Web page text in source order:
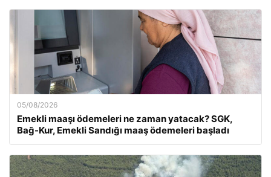
05/08/2026
Emekli maaşı ödemeleri ne zaman yatacak? SGK,
Bağ-Kur, Emekli Sandığı maaş ödemeleri başladı